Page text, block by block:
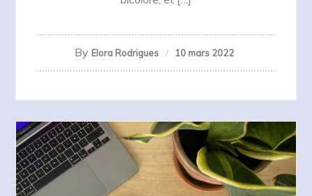
By Elora Rodrigues 10 mars 2022